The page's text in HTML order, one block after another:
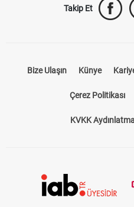
Takip Et
Bize Ulaşın Künye
Çerez Politikası
KVKK